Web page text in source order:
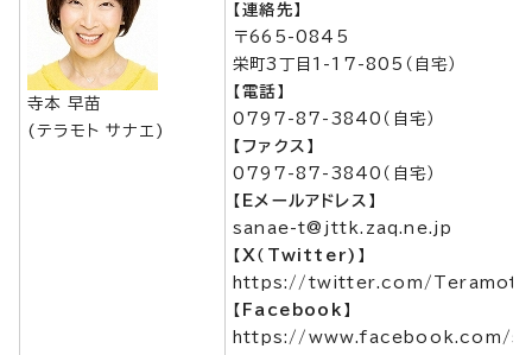
寺本 早苗
(テラモト サナエ)
【連絡先】
〒665-0845
栄町3丁目1-17-805（自宅）
【電話】
0797-87-3840（自宅）
【ファクス】
0797-87-3840（自宅）
【Eメールアドレス】
sanae-t@jttk.zaq.ne.jp
【X（Twitter)】
https://twitter.com/
【Facebook】
https://www.facebook.com/